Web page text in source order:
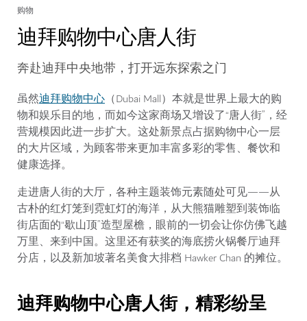
购物
迪拜购物中心唐人街
奔赴迪拜中央地带，打开远东探索之门
虽然迪拜购物中心 （Dubai Mall）本就是世界上最大的购
物和娱乐目的地，而如今这家商场又增设了“唐人街”，经
营规模因此进一步扩大。这处新景点占据购物中心一层
的大片区域，为顾客带来更加丰富多彩的零售、餐饮和
健康选择。
走进唐人街的大厅，各种主题装饰元素随处可见——从
古朴的红灯笼到霓虹灯的海洋，从大熊猫雕塑到装饰临
街店面的“歇山顶”造型屋檐，眼前的一切会让你仿佛飞越
万里、来到中国。这里还有获奖的海底捞火锅餐厅迪拜
分店，以及新加坡著名美食大排档 Hawker Chan 的摊位。
迪拜购物中心唐人街，精彩纷呈